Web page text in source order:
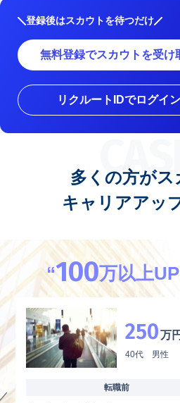
登録後はスカウトを待つだけ
無料登録でスカウトを受け
リクルートIDでログイン
多くの方が
キャリアアッ
“100万以上
250万
40代 男性
転職前